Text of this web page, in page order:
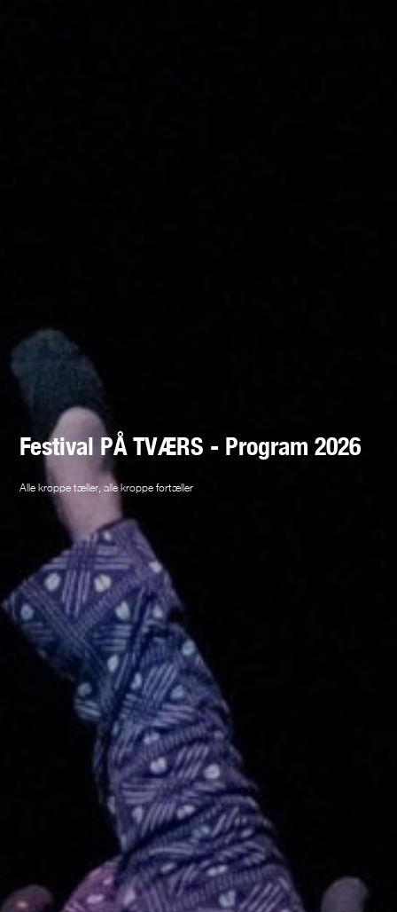
Festival PÅ TVÆRS - Program 2026
Alle kroppe tæller, alle kroppe fortæller